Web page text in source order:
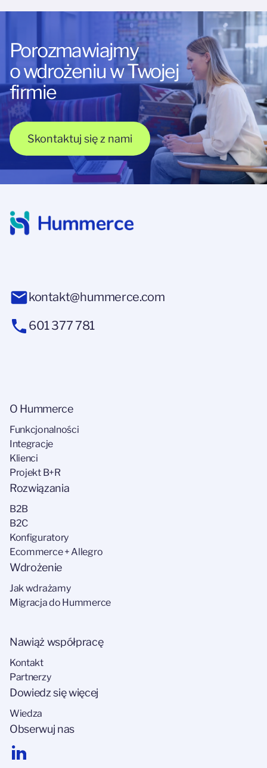
Porozmawiajmy
o wdrożeniu w Twojej
firmie
Skontaktuj się z nami
kontakt@hummerce.com
601 377 781
O Hummerce
Funkcjonalności
Integracje
Klienci
Projekt B+R
Rozwiązania
B2B
B2C
Konfiguratory
Ecommerce + Allegro
Wdrożenie
Jak wdrażamy
Migracja do Hummerce
Nawiąż współpracę
Kontakt
Partnerzy
Dowiedz się więcej
Wiedza
Obserwuj nas